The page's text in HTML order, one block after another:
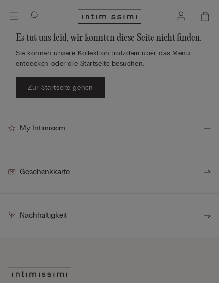
Es tut uns leid, wir konnten diese Seite nicht finden.
Sie können unsere Kollektion trotzdem über das Menü
entdecken oder die Startseite besuchen.
Zur Startseite gehen
My Intimissimi
Geschenkkarte
Nachhaltigkeit